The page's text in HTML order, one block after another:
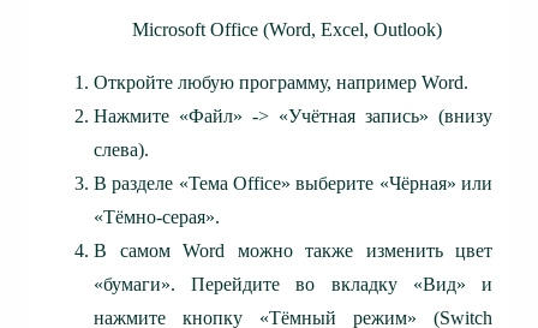
Microsoft Office (Word, Excel, Outlook)
Откройте любую программу, например Word.
Нажмите «Файл» -> «Учётная запись» (внизу
слева).
В разделе «Тема Office» выберите «Чёрная» или
«Тёмно-серая».
В самом Word можно также изменить цвет
«бумаги». Перейдите во вкладку «Вид» и
нажмите кнопку «Тёмный режим» (Switch